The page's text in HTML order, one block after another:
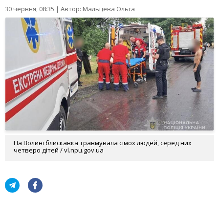
30 червня, 08:35 | Автор: Мальцева Ольга
На Волині блискавка травмувала сімох людей, серед них
четверо дітей / vl.npu.gov.ua